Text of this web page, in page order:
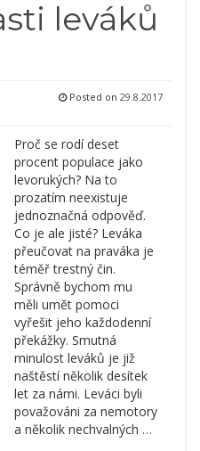
leváků
Posted on 29.8.2017
Proč se rodí deset
procent populace jako
levorukých? Na to
prozatím neexistuje
jednoznačná odpověď.
Co je ale jisté? Leváka
přeučovat na praváka je
téměř trestný čin.
Správně bychom mu
měli umět pomoci
vyřešit jeho každodenní
překážky. Smutná
minulost leváků je již
naštěstí několik desítek
let za námi. Leváci byli
považováni za nemotory
a několik nechvalných …